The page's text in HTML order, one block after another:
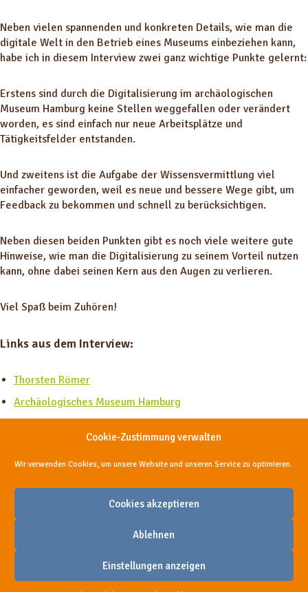
Cookie-Zustimmung verwalten
Wir verwenden Cookies, um unsere Website und unseren Service zu optimieren.
Cookies akzeptieren
Ablehnen
Einstellungen anzeigen
Neben vielen spannenden und konkreten Details, wie man die
digitale Welt in den Betrieb eines Museums einbeziehen kann,
habe ich in diesem Interview zwei ganz wichtige Punkte gelernt:
Erstens sind durch die Digitalisierung im archäologischen
Museum Hamburg keine Stellen weggefallen oder verändert
worden, es sind einfach nur neue Arbeitsplätze und
Tätigkeitsfelder entstanden.
Und zweitens ist die Aufgabe der Wissensvermittlung viel
einfacher geworden, weil es neue und bessere Wege gibt, um
Feedback zu bekommen und schnell zu berücksichtigen.
Neben diesen beiden Punkten gibt es noch viele weitere gute
Hinweise, wie man die Digitalisierung zu seinem Vorteil nutzen
kann, ohne dabei seinen Kern aus den Augen zu verlieren.
Viel Spaß beim Zuhören!
Links aus dem Interview:
Thorsten Römer
Archäologisches Museum Hamburg